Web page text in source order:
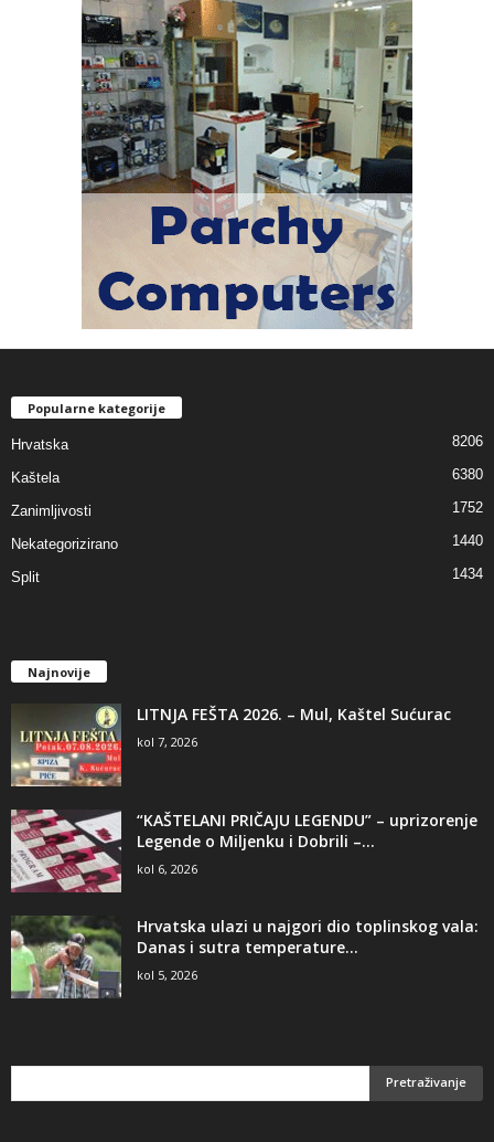
Popularne kategorije
Hrvatska 8206
Kaštela 6380
Zanimljivosti 1752
Nekategorizirano 1440
Split 1434
Najnovije
LITNJA FEŠTA 2026. – Mul, Kaštel Sućurac
kol 7, 2026
“KAŠTELANI PRIČAJU LEGENDU” – uprizorenje
Legende o Miljenku i Dobrili –...
kol 6, 2026
Hrvatska ulazi u najgori dio toplinskog vala:
Danas i sutra temperature...
kol 5, 2026